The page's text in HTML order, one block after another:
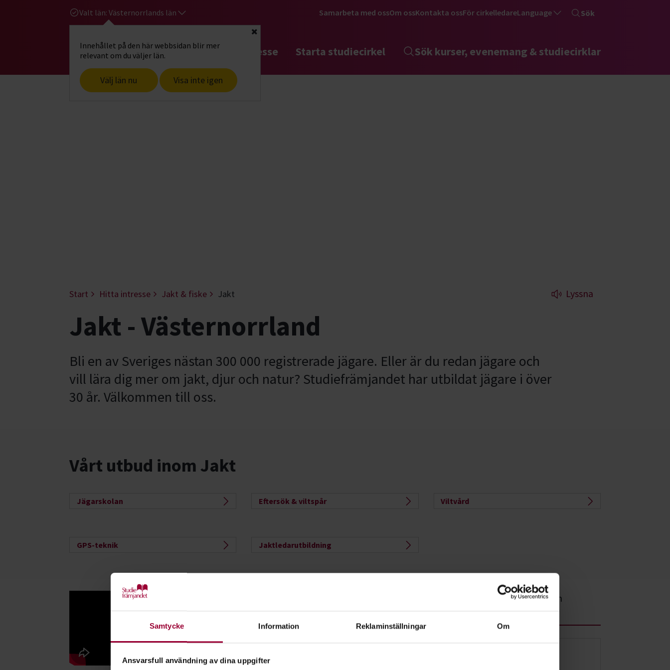
Samtycke Information Reklaminställningar Om
Ansvarsfull användning av dina uppgifter
Valt län: Västernorrlands län
Innehållet på den här webbsidan blir mer
relevant om du väljer län.
Välj län nu Visa inte igen
Stäng
Samarbeta med ossOm ossKontakta ossFör cirkelledareLanguage Sök
Gå till studiefrämjandets startsidaHitta intresse Starta studiecirkel Sök kurser, evenemang & studiecirklar
Start Hitta intresse Jakt & fiske Jakt Lyssna
Jakt - Västernorrland
Bli en av Sveriges nästan 300 000 registrerade jägare. Eller är du redan jägare och
vill lära dig mer om jakt, djur och natur? Studiefrämjandet har utbildat jägare i över
30 år. Välkommen till oss.
Vårt utbud inom Jakt
Jägarskolan Eftersök & viltspår Viltvård
GPS-teknik Jaktledarutbildning
Se våra kurser, evenemang och
studiecirklar inomJakt